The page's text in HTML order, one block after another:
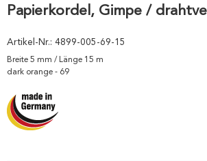
Papierkordel, Gimpe /
Artikel-Nr.: 4899-005-69-15
Breite 5 mm / Länge 15 m
dark orange - 69